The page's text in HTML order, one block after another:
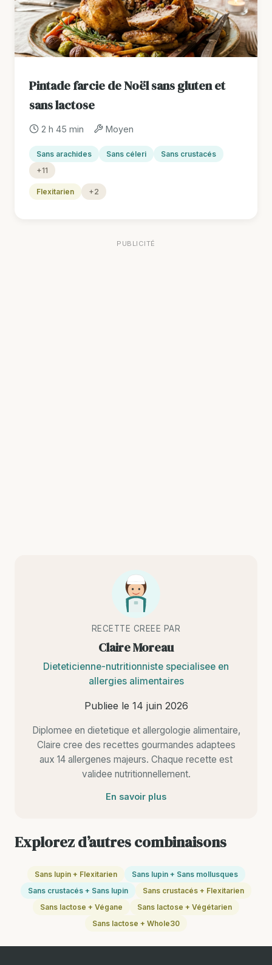
Pintade farcie de Noël sans gluten et
sans lactose
2 h 45 min Moyen
Sans arachides Sans céleri
Sans crustacés
+11
Flexitarien +2
PUBLICITÉ
RECETTE CREEE PAR
Claire Moreau
Dieteticienne-nutritionniste specialisee en
allergies alimentaires
Publiee le 14 juin 2026
Diplomee en dietetique et allergologie alimentaire,
Claire cree des recettes gourmandes adaptees
aux 14 allergenes majeurs. Chaque recette est
validee nutritionnellement.
En savoir plus
Explorez d’autres combinaisons
Sans lupin + Flexitarien
Sans lupin + Sans mollusques
Sans crustacés + Sans lupin
Sans crustacés + Flexitarien
Sans lactose + Végane
Sans lactose + Végétarien
Sans lactose + Whole30